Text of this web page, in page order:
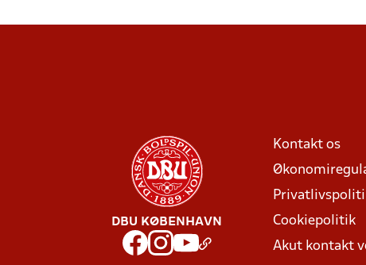
DBU KØBENHAVN
Kontakt os
Cookiepolitik
Akut kontakt